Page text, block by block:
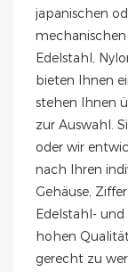
japanischen
Edelstahl,
bieten Ihnen
stehen Ihnen
zur Auswahl.
oder wir
nach Ihren
Gehäuse,
Edelstahl-
hohen
gerecht zu